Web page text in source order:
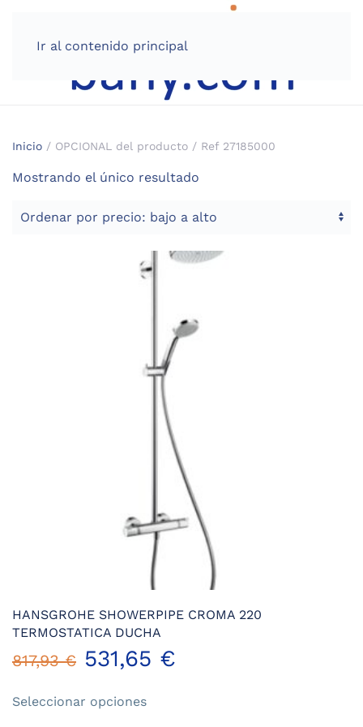
Ir al contenido principal
Inicio / OPCIONAL del producto / Ref 27185000
Mostrando el único resultado
HANSGROHE SHOWERPIPE CROMA 220
TERMOSTATICA DUCHA
817,93€ 531,65 €
Seleccionar opcionesproducto